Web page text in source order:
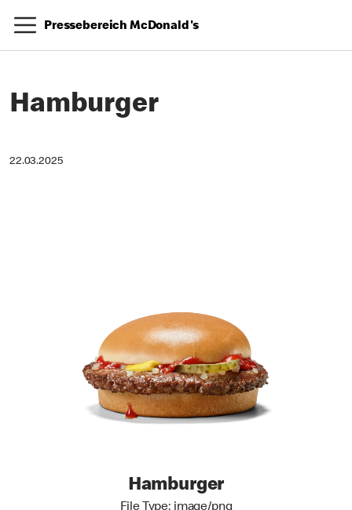
Pressebereich McDonald's
Hamburger
22.03.2025
Hamburger